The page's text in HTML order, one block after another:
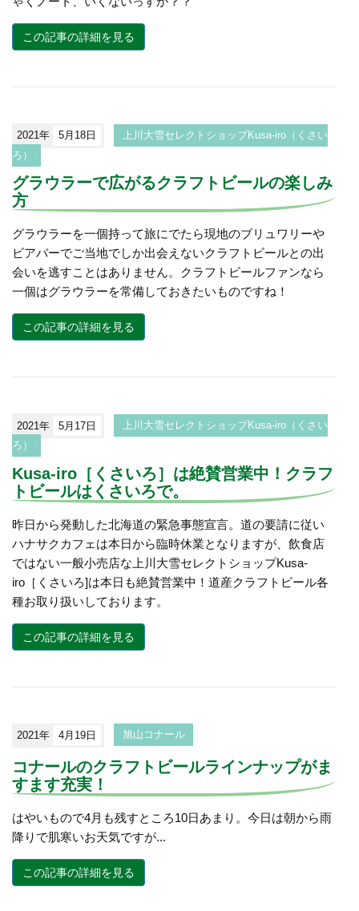
この記事の詳細を見る
2021年 5月18日
上川大雪セレクトショップKusa-iro（くさい
ろ）
グラウラーで広がるクラフトビールの楽しみ
方
グラウラーを一個持って旅にでたら現地のブリュワリーや
ビアバーでご当地でしか出会えないクラフトビールとの出
会いを逃すことはありません。クラフトビールファンなら
一個はグラウラーを常備しておきたいものですね！
この記事の詳細を見る
2021年 5月17日
上川大雪セレクトショップKusa-iro（くさい
ろ）
Kusa-iro［くさいろ］は絶賛営業中！クラフ
トビールはくさいろで。
昨日から発動した北海道の緊急事態宣言。道の要請に従い
ハナサクカフェは本日から臨時休業となりますが、飲食店
ではない一般小売店な上川大雪セレクトショップKusa-
iro［くさいろ]は本日も絶賛営業中！道産クラフトビール各
種お取り扱いしております。
この記事の詳細を見る
2021年 4月19日 旭山コナール
コナールのクラフトビールラインナップがま
すます充実！
はやいもので4月も残すところ10日あまり。今日は朝から雨
降りで肌寒いお天気ですが...
この記事の詳細を見る